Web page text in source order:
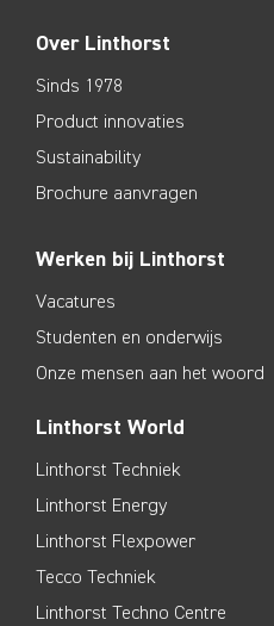
Over Linthorst
Sinds 1978
Product innovaties
Sustainability
Brochure aanvragen
Werken bij Linthorst
Vacatures
Studenten en onderwijs
Onze mensen aan het woord
Linthorst World
Linthorst Techniek
Linthorst Energy
Linthorst Flexpower
Tecco Techniek
Linthorst Techno Centre